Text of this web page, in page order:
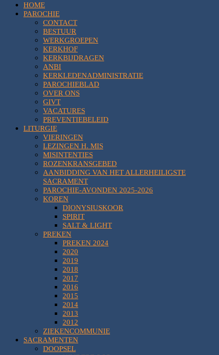
HOME
PAROCHIE
CONTACT
BESTUUR
WERKGROEPEN
KERKHOF
KERKBIJDRAGEN
ANBI
KERKLEDENADMINISTRATIE
PAROCHIEBLAD
OVER ONS
GIVT
VACATURES
PREVENTIEBELEID
LITURGIE
VIERINGEN
LEZINGEN H. MIS
MISINTENTIES
ROZENKRANSGEBED
AANBIDDING VAN HET ALLERHEILIGSTE
SACRAMENT
PAROCHIE-AVONDEN 2025-2026
KOREN
DIONYSIUSKOOR
SPIRIT
SALT & LIGHT
PREKEN
PREKEN 2024
2020
2019
2018
2017
2016
2015
2014
2013
2012
ZIEKENCOMMUNIE
SACRAMENTEN
DOOPSEL